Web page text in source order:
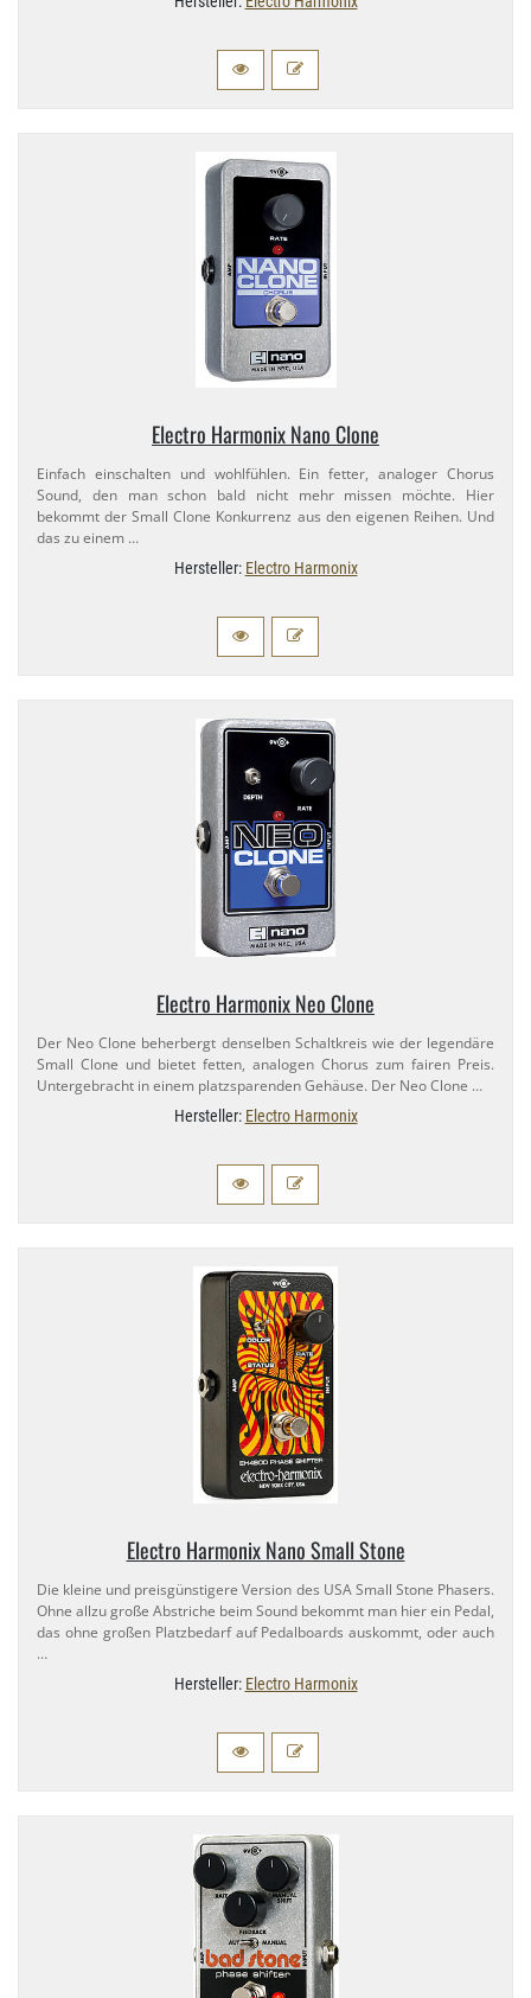
Electro Harmonix Nano Clone
Einfach einschalten und wohlfühlen. Ein fetter, analoger Chorus
Sound, den man schon bald nicht mehr missen möchte. Hier
bekommt der Small Clone Konkurrenz aus den eigenen Reihen. Und
das zu einem …
Hersteller: Electro Harmonix
Electro Harmonix Neo Clone
Der Neo Clone beherbergt denselben Schaltkreis wie der legendäre
Small Clone und bietet fetten, analogen Chorus zum fairen Preis.
Untergebracht in einem platzsparenden Gehäuse. Der Neo Clone …
Hersteller: Electro Harmonix
Electro Harmonix Nano Small Stone
Die kleine und preisgünstigere Version des USA Small Stone Phasers.
Ohne allzu große Abstriche beim Sound bekommt man hier ein Pedal,
das ohne großen Platzbedarf auf Pedalboards auskommt, oder auch
…
Hersteller: Electro Harmonix